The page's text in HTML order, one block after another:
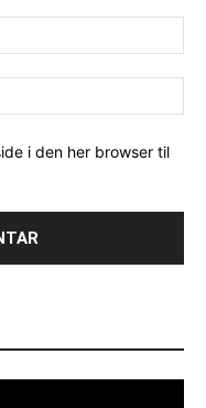
i den her browser til